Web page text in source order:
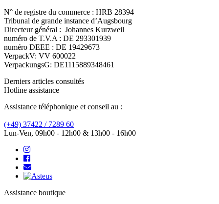
N° de registre du commerce : HRB 28394
Tribunal de grande instance d’Augsbourg
Directeur général : Johannes Kurzweil
numéro de T.V.A : DE 293301939
numéro DEEE : DE 19429673
VerpackV: VV 600022
VerpackungsG: DE1115889348461
Derniers articles consultés
Hotline assistance
Assistance téléphonique et conseil au :
(+49) 37422 / 7289 60
Lun-Ven, 09h00 - 12h00 & 13h00 - 16h00
Assistance boutique